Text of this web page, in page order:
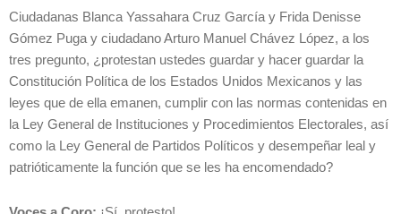
Ciudadanas Blanca Yassahara Cruz García y Frida Denisse
Gómez Puga y ciudadano Arturo Manuel Chávez López, a los
tres pregunto, ¿protestan ustedes guardar y hacer guardar la
Constitución Política de los Estados Unidos Mexicanos y las
leyes que de ella emanen, cumplir con las normas contenidas en
la Ley General de Instituciones y Procedimientos Electorales, así
como la Ley General de Partidos Políticos y desempeñar leal y
patrióticamente la función que se les ha encomendado?